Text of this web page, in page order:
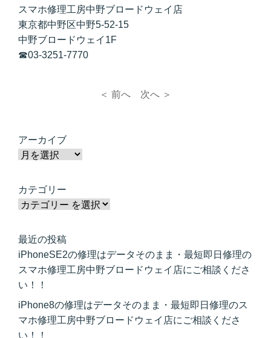
スマホ修理工房中野ブロードウェイ店
東京都中野区中野5-52-15
中野ブロードウェイ1F
☎03-3251-7770
＜ 前へ 次へ ＞
アーカイブ
カテゴリー
最近の投稿
iPhoneSE2の修理はデータそのまま・最短即日修理の
スマホ修理工房中野ブロードウェイ店にご相談くださ
い！！
iPhone8の修理はデータそのまま・最短即日修理のス
マホ修理工房中野ブロードウェイ店にご相談くださ
い！！